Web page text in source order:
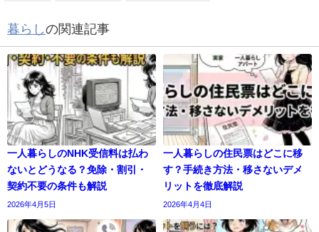
暮らしの関連記事
一人暮らしのNHK受信料は払わ
ないとどうなる？免除・割引・
契約不要の条件も解説
2026年4月5日
一人暮らしの住民票はどこに移
す？手続き方法・移さないデメ
リットを徹底解説
2026年4月4日